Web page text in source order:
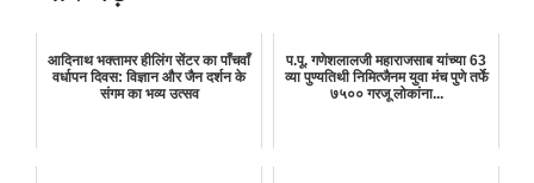
आदिनाथ भक्तामर हीलिंग सेंटर का पाँचवाँ
वर्धापन दिवस: विज्ञान और जैन दर्शन के
संगम का भव्य उत्सव
प.पू. गणेशलालजी महाराजसाब यांच्या 63
व्या पुण्यतिथी निमित्जैनम युवा मंच पुणे तर्फे
७५०० गरजू लोकांना...